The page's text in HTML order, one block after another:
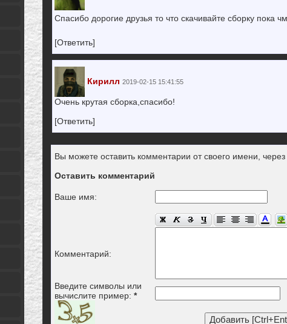
Спасибо дорогие друзья то что скачивайте сборку пока
[Ответить]
Кирилл 2019-02-15 15:41:55
Очень крутая сборка,спасибо!
[Ответить]
Вы можете оставить комментарии от своего имени,
Оставить комментарий
Ваше имя:
Комментарий:
Введите символы или
вычислите пример: *